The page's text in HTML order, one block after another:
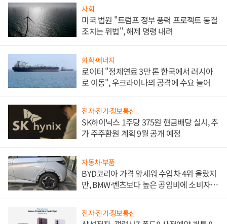
사회
미국 법원 "트럼프 정부 풍력 프로젝트 동결
조치는 위법", 해제 명령 내려
화학·에너지
로이터 "정제연료 3만 톤 한국에서 러시아
로 이동", 우크라이나의 공격에 수요 늘어
전자·전기·정보통신
SK하이닉스 1주당 375원 현금배당 실시, 추
가 주주환원 계획 9월 공개 예정
자동차·부품
BYD코리아 가격 앞세워 수입차 4위 올랐지
만, BMW·벤츠보다 높은 공임비에 소비자
전자·전기·정보통신